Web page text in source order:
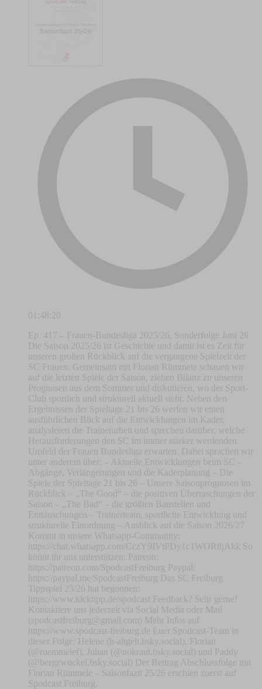
01:48:20
Ep. 417 – Frauen-Bundesliga 2025/26, Sonderfolge Juni 26
Die Saison 2025/26 ist Geschichte und damit ist es Zeit für
unseren großen Rückblick auf die vergangene Spielzeit der
SC Frauen. Gemeinsam mit Florian Rümmele schauen wir
auf die letzten Spiele der Saison, ziehen Bilanz zu unseren
Prognosen aus dem Sommer und diskutieren, wo der Sport-
Club sportlich und strukturell aktuell steht. Neben den
Ergebnissen der Spieltage 21 bis 26 werfen wir einen
ausführlichen Blick auf die Entwicklungen im Kader,
analysieren die Trainerarbeit und sprechen darüber, welche
Herausforderungen den SC im immer stärker werdenden
Umfeld der Frauen Bundesliga erwarten. Dabei sprachen wir
unter anderem über: – Aktuelle Entwicklungen beim SC –
Abgänge, Verlängerungen und die Kaderplanung – Die
Spiele der Spieltage 21 bis 26 – Unsere Saisonprognosen im
Rückblick – „The Good“ – die positiven Überraschungen der
Saison – „The Bad“ – die größten Baustellen und
Enttäuschungen – Trainerteam, sportliche Entwicklung und
strukturelle Einordnung – Ausblick auf die Saison 2026/27
Kommt in unsere Whatsapp-Community:
https://chat.whatsapp.com/CczY9IVtPDy1c1WOR8jAkk So
könnt ihr uns unterstützen: Patreon:
https://patreon.com/SpodcastFreiburg Paypal:
https://paypal.me/SpodcastFreiburg Das SC Freiburg
Tippspiel 25/26 hat begonnen:
https://www.kicktipp.de/spodcast Feedback? Sehr gerne!
Kontaktiere uns jederzeit via Social Media oder Mail
(spodcastfreiburg@gmail.com ) Mehr Infos auf
https://www.spodcast-freiburg.de Euer Spodcast-Team in
dieser Folge: Helene (h-altgelt.bsky.social), Florian
(@ruemmelef), Julian (@nokraut.bsky.social) und Paddy
(@bergzwuckel.bsky.social) Der Beitrag Abschlussfolge mit
Florian Rümmele – Saisonfazit 25/26 erschien zuerst auf
Spodcast Freiburg.